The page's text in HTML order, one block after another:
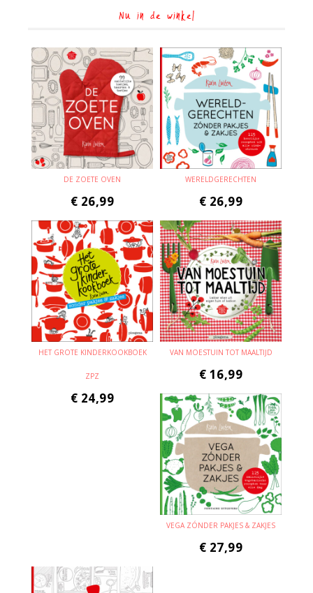
Nu in de winkel
DE ZOETE OVEN
€ 26,99
WERELDGERECHTEN
€ 26,99
HET GROTE KINDERKOOKBOEK
ZPZ
€ 24,99
VAN MOESTUIN TOT MAALTIJD
€ 16,99
VEGA ZÓNDER PAKJES & ZAKJES
€ 27,99